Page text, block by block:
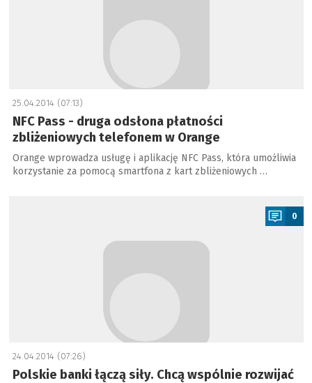
25.04.2014 (07:13)
NFC Pass - druga odsłona płatności
zbliżeniowych telefonem w Orange
Orange wprowadza usługę i aplikację NFC Pass, która umożliwia
korzystanie za pomocą smartfona z kart zbliżeniowych …
0
24.04.2014 (07:26)
Polskie banki łączą siły. Chcą wspólnie rozwijać